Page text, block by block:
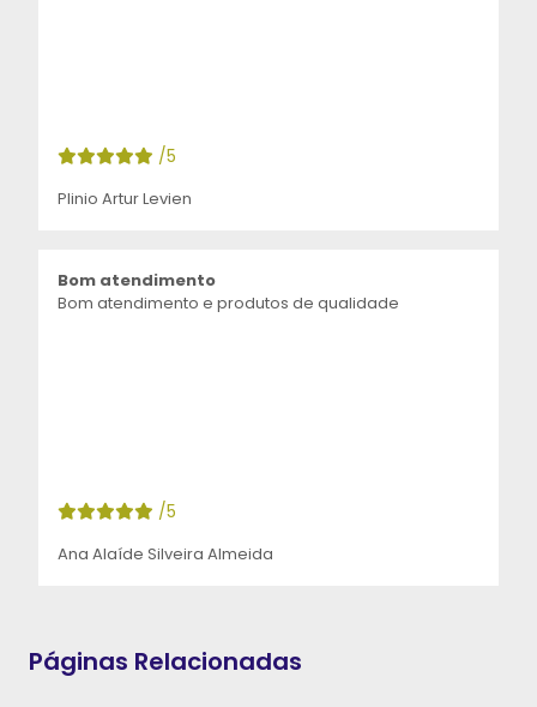
/5
Plinio Artur Levien
Bom atendimento
Bom atendimento e produtos de qualidade
/5
Ana Alaíde Silveira Almeida
Páginas Relacionadas